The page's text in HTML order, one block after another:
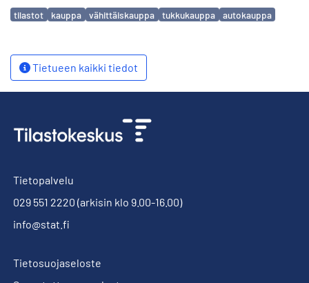
Avainsanat
tilastot kauppa vähittäiskauppa tukkukauppa autokauppa
Tietueen kaikki tiedot
Tietopalvelu
029 551 2220 (arkisin klo 9.00-16.00)
info@stat.fi
Tietosuojaseloste